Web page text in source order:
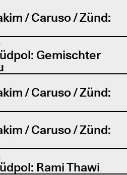
/ Caruso / Zünd:
Gemischter
/ Caruso / Zünd:
/ Caruso / Zünd:
Rami Thawi